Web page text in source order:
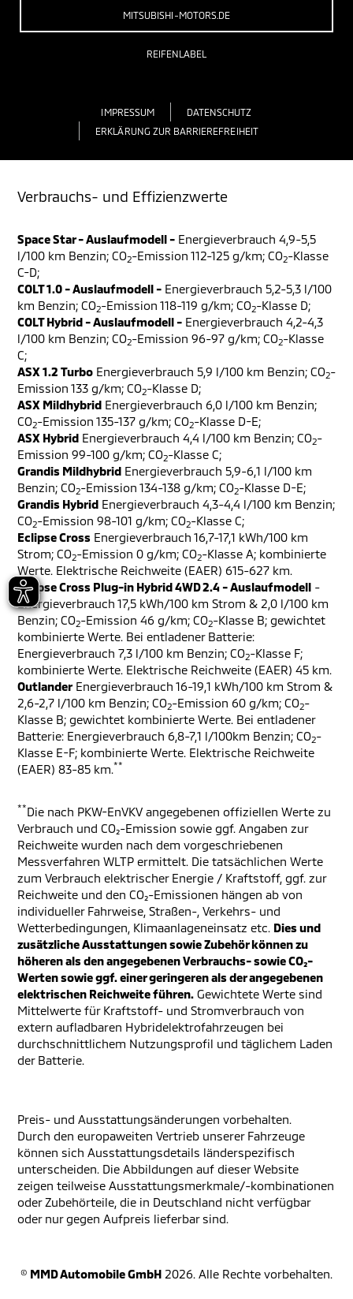
MITSUBISHI-MOTORS.DE
REIFENLABEL
IMPRESSUM
DATENSCHUTZ
ERKLÄRUNG ZUR BARRIEREFREIHEIT
Verbrauchs- und Effizienzwerte
Space Star - Auslaufmodell - Energieverbrauch 4,9-5,5
l/100 km Benzin; CO2-Emission 112-125 g/km; CO2-Klasse
C-D;
COLT 1.0 - Auslaufmodell - Energieverbrauch 5,2-5,3 l/100
km Benzin; CO2-Emission 118-119 g/km; CO2-Klasse D;
COLT Hybrid - Auslaufmodell - Energieverbrauch 4,2-4,3
l/100 km Benzin; CO2-Emission 96-97 g/km; CO2-Klasse
C;
ASX 1.2 Turbo Energieverbrauch 5,9 l/100 km Benzin; CO2-
Emission 133 g/km; CO2-Klasse D;
ASX Mildhybrid Energieverbrauch 6,0 l/100 km Benzin;
CO2-Emission 135-137 g/km; CO2-Klasse D-E;
ASX Hybrid Energieverbrauch 4,4 l/100 km Benzin; CO2-
Emission 99-100 g/km; CO2-Klasse C;
Grandis Mildhybrid Energieverbrauch 5,9-6,1 l/100 km
Benzin; CO2-Emission 134-138 g/km; CO2-Klasse D-E;
Grandis Hybrid Energieverbrauch 4,3-4,4 l/100 km Benzin;
CO2-Emission 98-101 g/km; CO2-Klasse C;
Eclipse Cross Energieverbrauch 16,7-17,1 kWh/100 km
Strom; CO2-Emission 0 g/km; CO2-Klasse A; kombinierte
Werte. Elektrische Reichweite (EAER) 615-627 km.
Eclipse Cross Plug-in Hybrid 4WD 2.4 - Auslaufmodell -
Energieverbrauch 17,5 kWh/100 km Strom & 2,0 l/100 km
Benzin; CO2-Emission 46 g/km; CO2-Klasse B; gewichtet
kombinierte Werte. Bei entladener Batterie:
Energieverbrauch 7,3 l/100 km Benzin; CO2-Klasse F;
kombinierte Werte. Elektrische Reichweite (EAER) 45 km.
Outlander Energieverbrauch 16-19,1 kWh/100 km Strom &
2,6-2,7 l/100 km Benzin; CO2-Emission 60 g/km; CO2-
Klasse B; gewichtet kombinierte Werte. Bei entladener
Batterie: Energieverbrauch 6,8-7,1 l/100km Benzin; CO2-
Klasse E-F; kombinierte Werte. Elektrische Reichweite
(EAER) 83-85 km.**
**Die nach PKW-EnVKV angegebenen offiziellen Werte zu
Verbrauch und CO₂-Emission sowie ggf. Angaben zur
Reichweite wurden nach dem vorgeschriebenen
Messverfahren WLTP ermittelt. Die tatsächlichen Werte
zum Verbrauch elektrischer Energie / Kraftstoff, ggf. zur
Reichweite und den CO₂-Emissionen hängen ab von
individueller Fahrweise, Straßen-, Verkehrs- und
Wetterbedingungen, Klimaanlageneinsatz etc. Dies und
zusätzliche Ausstattungen sowie Zubehör können zu
höheren als den angegebenen Verbrauchs- sowie CO₂-
Werten sowie ggf. einer geringeren als der angegebenen
elektrischen Reichweite führen. Gewichtete Werte sind
Mittelwerte für Kraftstoff- und Stromverbrauch von
extern aufladbaren Hybridelektrofahrzeugen bei
durchschnittlichem Nutzungsprofil und täglichem Laden
der Batterie.
Preis- und Ausstattungsänderungen vorbehalten.
Durch den europaweiten Vertrieb unserer Fahrzeuge
können sich Ausstattungsdetails länderspezifisch
unterscheiden. Die Abbildungen auf dieser Website
zeigen teilweise Ausstattungsmerkmale/-kombinationen
oder Zubehörteile, die in Deutschland nicht verfügbar
oder nur gegen Aufpreis lieferbar sind.
© MMD Automobile GmbH 2026. Alle Rechte vorbehalten.